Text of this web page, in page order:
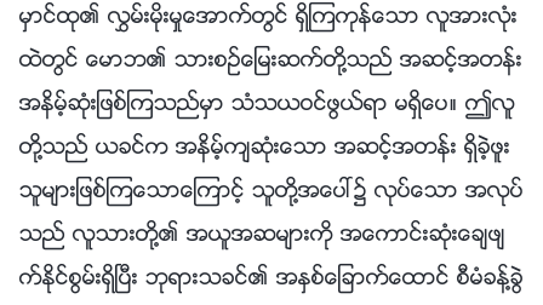
မွာင္ထု၏ လႊမ္းမိုးမႈေအာက္တြင္ ရွိၾကကုန္ေသာ လူအားလုံး
ထဲတြင္ ေမာဘ၏ သားစဥ္ေျမးဆက္တို႔သည္ အဆင့္အတန္း
အနိမ့္ဆုံးျဖစ္ၾကသည္မွာ သံသယဝင္ဖြယ္ရာ မရွိေပ။ ဤလူ
တို႔သည္ ယခင္က အနိမ့္က်ဆုံးေသာ အဆင့္အတန္း ရွိခဲ့ဖူး
သူမ်ားျဖစ္ၾကေသာေၾကာင့္ သူတို႔အေပၚ၌ လုပ္ေသာ အလုပ္
သည္ လူသားတို႔၏ အယူအဆမ်ားကို အေကာင္းဆုံးေခ်ဖ်
က္ႏိုင္စြမ္းရွိၿပီး ဘုရားသခင္၏ အႏွစ္ေျခာက္ေထာင္ စီမံခန္႔ခြဲ